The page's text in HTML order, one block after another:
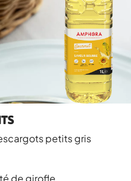
petits gris
de girofle